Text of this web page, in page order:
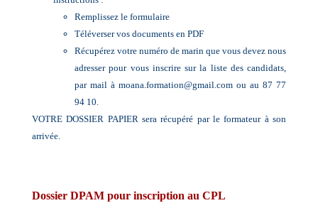
Remplissez le formulaire
Téléverser vos documents en PDF
Récupérez votre numéro de marin que vous devez nous
adresser pour vous inscrire sur la liste des candidats,
par mail à moana.formation@gmail.com ou au 87 77
94 10.
VOTRE DOSSIER PAPIER sera récupéré par le formateur à son
arrivée.
Dossier DPAM pour inscription au CPL